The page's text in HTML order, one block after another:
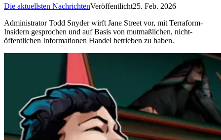
Die aktuellsten NachrichtenVeröffentlicht25. Feb. 2026
Administrator Todd Snyder wirft Jane Street vor, mit Terraform-
Insidern gesprochen und auf Basis von mutmaßlichen, nicht-
öffentlichen Informationen Handel betrieben zu haben.